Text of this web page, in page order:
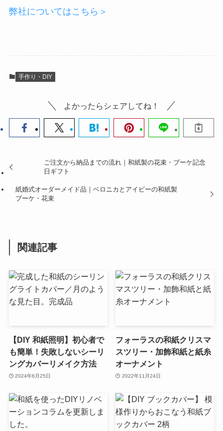
弊社についてはこちら＞
手作り・DIY
よかったらシェアしてね！
ご注文から納品までの流れ｜和紙製の花束・ブーケ記念
日ギフト
紙婚式オーダーメイド品｜ベロニカとアイビーの和紙製
ブーケ・花束
関連記事
【DIY 和紙照明】初心者で
も簡単！失敗しないシーリ
ングカバーリメイク方法
2024年6月25日
フォーラスの和紙クリスマ
スツリー・加飾和紙と紙糸
オーナメント
2022年11月24日